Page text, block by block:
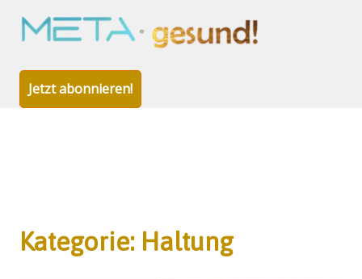
Inhalt
springen
Jetzt abonnieren!
Kategorie: Haltung